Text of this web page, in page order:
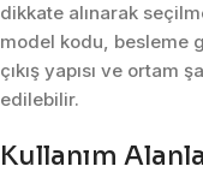
dikkate alınarak
model kodu, besleme
çıkış yapısı ve ortam
edilebilir.
Kullanım